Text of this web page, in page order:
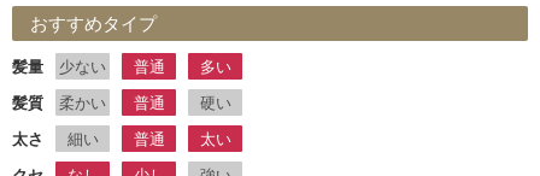
おすすめタイプ
髪量 少ない 普通
多い
髪質
柔かい 普通
硬い
太さ
細い 普通
太い